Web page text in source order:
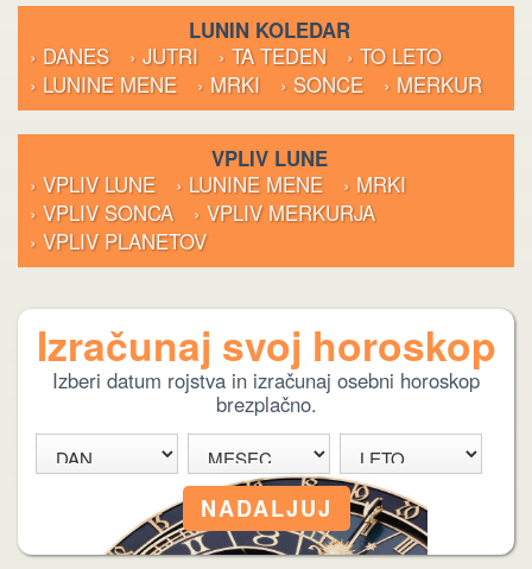
LUNIN KOLEDAR
› DANES
› JUTRI › TA TEDEN
› TO LETO
› LUNINE MENE
› MRKI › SONCE › MERKUR
VPLIV LUNE
› VPLIV LUNE
› LUNINE MENE
› MRKI
› VPLIV SONCA
› VPLIV MERKURJA
› VPLIV PLANETOV
Izračunaj svoj horoskop
Izberi datum rojstva in izračunaj osebni horoskop
brezplačno.